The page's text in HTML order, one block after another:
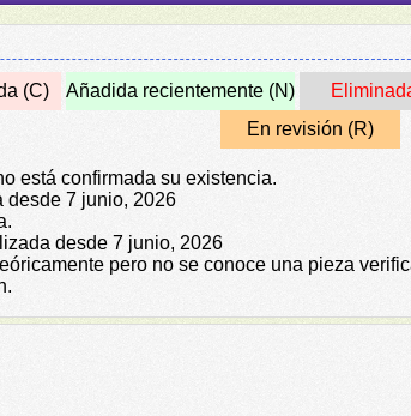
(C) Añadida recientemente (N)
En revisión (R)
está confirmada su existencia.
desde 7 junio, 2026
desde 7 junio, 2026
pero no se conoce una pieza